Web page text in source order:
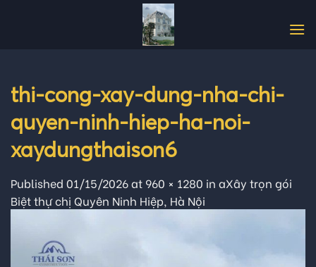
thi-cong-xay-dung-nha-chi-
quyen-ninh-hiep-ha-noi-
xaydungthaison6
Published 01/15/2026at 960 × 1280 in aXây trọn gói
Biệt thự chị Quyên Ninh Hiệp, Hà Nội